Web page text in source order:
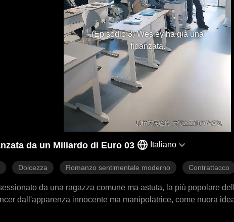
(Episodio 3) Wesley ha già una
fidanzata.
da un Miliardo di Euro 03 Italiano
Dolcezza Romanzo sentimentale moderno Contrattacco
da una ragazza comune ma astuta, la più popolare
dall'apparenza innocente ma manipolatrice, come nuora